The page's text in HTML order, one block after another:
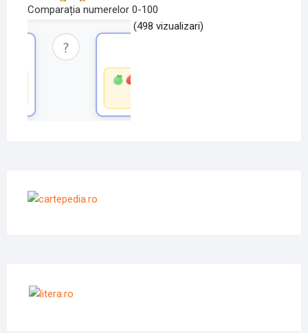
Comparația numerelor 0-100
(498 vizualizari)